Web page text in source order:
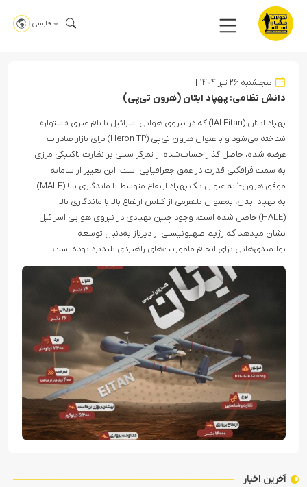
فارسی
پنجشنبه ۲۶ تیر ۱۴۰۴
دانش نظامی: پهپاد ایتان (هرون تی‌پی)
پهپاد ایتان (IAI Eitan) که در نیروی هوایی اسرائیل با نام عبری «استوار»
شناخته می‌شود و با عنوان هرون تی‌پی (Heron TP) برای بازار صادرات
عرضه شده، حاصل گذار حساب‌شده از تمرکز سنتی بر نظارت تاکتیکی مرزی
به سمت فرافکنی قدرت در عمق جغرافیایی است؛ این تغییر از سامانه
موفق هرون-۱ به عنوان یک پهپاد ارتفاع متوسط با ماندگاری بالا (MALE)
به پهپاد ایتان، به‌عنوان پلتفرمی از کلاس ارتفاع بالا با ماندگاری بالا
(HALE) حاصل شده است. وجود چنین پهپادی در نیروی هوایی اسرائیل
نشان میدهد که رژیم صهیونیستی از دیرباز به‌دنبال توسعه
توانمندی‌هایی برای انجام ماموریت‌های راهبردی بلندبرد بوده است.
آخرین اخبار